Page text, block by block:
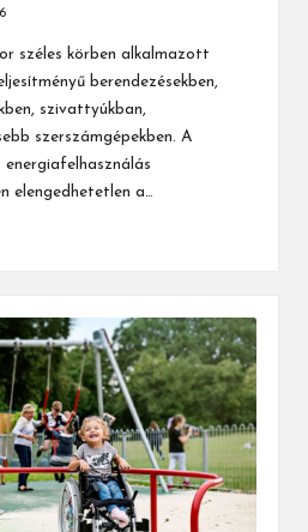
széles körben alkalmazott
berendezésekben,
szivattyúkban,
szerszámgépekben. A
energiafelhasználás
elengedhetetlen a…